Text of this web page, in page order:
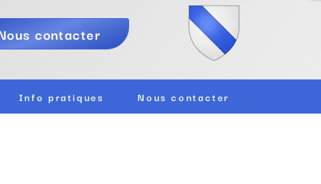
Info pratiques Nous contacter
contacter